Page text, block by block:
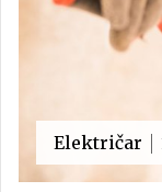
Električar